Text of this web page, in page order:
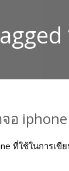
อ iphone
ที่ใช้ในการเขี